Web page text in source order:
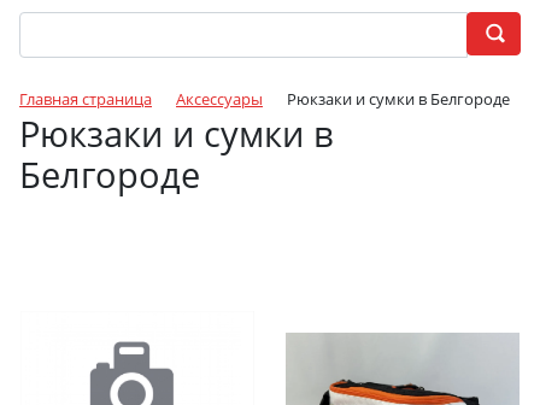
Главная страница Аксессуары Рюкзаки и сумки в Белгороде
Рюкзаки и сумки в
Белгороде